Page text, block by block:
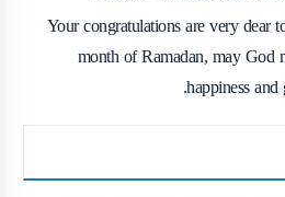
Your congratulations are very dear
month of Ramadan, may
happiness